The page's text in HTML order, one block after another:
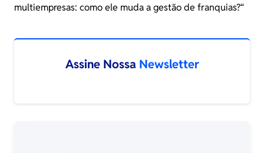
multiempresas: como ele muda a gestão de franquias?“
Assine Nossa Newsletter